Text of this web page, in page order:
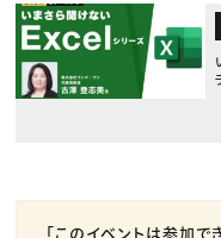
「このイベントは参加